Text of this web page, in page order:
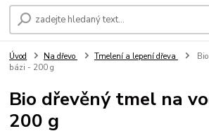
Úvod Na dřevo Tmelení a lepení dřeva
bázi - 200 g
Bio dřevěný tmel na
200 g